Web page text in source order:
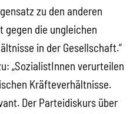
zu den anderen
gegen die ungleichen
in der Gesellschaft.“
„SozialistInnen verurteilen
Kräfteverhältnisse.
Der Parteidiskurs über